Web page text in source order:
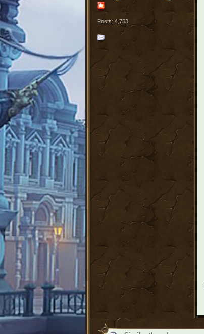
Posts: 4,753